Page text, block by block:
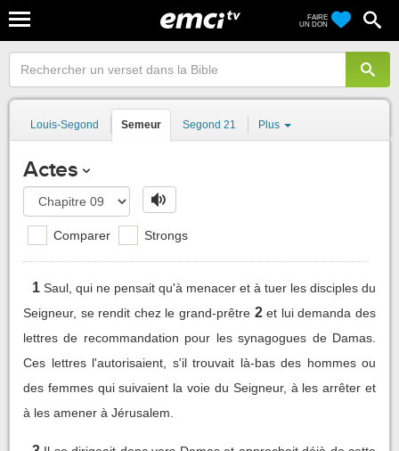
FAIRE
UN DON
Louis-Segond Semeur Segond 21 Plus
Actes
Comparer Strongs
1 Saul, qui ne pensait qu'à menacer et à tuer les disciples du
Seigneur, se rendit chez le grand-prêtre 2 et lui demanda des
lettres de recommandation pour les synagogues de Damas.
Ces lettres l'autorisaient, s'il trouvait là-bas des hommes ou
des femmes qui suivaient la voie du Seigneur, à les arrêter et
à les amener à Jérusalem.